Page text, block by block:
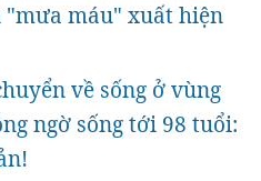
"mưa máu" xuất hiện
về sống ở vùng
ngờ sống tới 98 tuổi: